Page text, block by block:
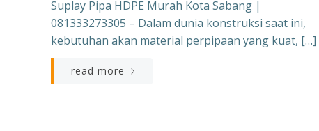
Suplay Pipa HDPE Murah Kota Sabang |
081333273305 – Dalam dunia konstruksi saat ini,
kebutuhan akan material perpipaan yang kuat, […]
read more